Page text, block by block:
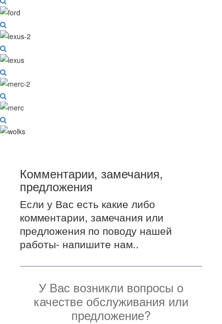
Комментарии, замечания,
предложения
Если у Вас есть какие либо
комментарии, замечания или
предложения по поводу нашей
работы- напишите нам..
У Вас возникли вопросы о
качестве обслуживания или
предложение?